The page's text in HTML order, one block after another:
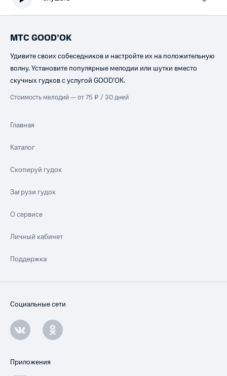
МТС GOOD’OK
Удивите своих собеседников и настройте их на положительную
волну. Установите популярные мелодии или шутки вместо
скучных гудков с услугой GOOD’OK.
Стоимость мелодий — от 75 ₽ / 30 дней
Главная
Каталог
Скопируй гудок
Загрузи гудок
О сервисе
Личный кабинет
Поддержка
Социальные сети
Приложения